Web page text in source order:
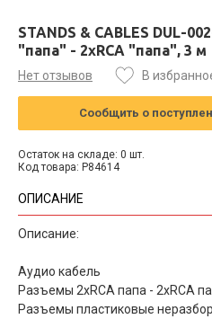
STANDS & CABLES DUL-
"папа" - 2xRCA "папа", 3 м
Нет отзывов В
Сообщить о
Остаток на складе: 0 шт.
Код товара: P84614
ОПИСАНИЕ
Описание:
Аудио кабель
Разъемы 2xRCA папа - 2xRCA
Разъемы пластиковые